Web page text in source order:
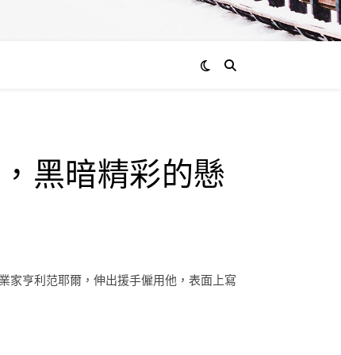
黑暗精彩的懸
家亨利范耶爾，伸出援手僱用他，表面上寫